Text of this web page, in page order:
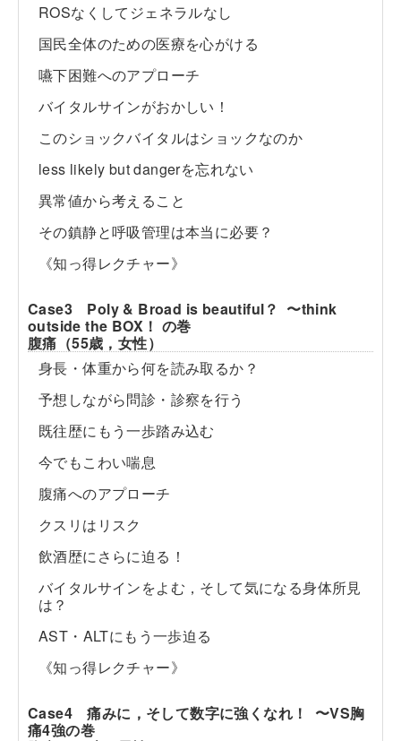
ROSなくしてジェネラルなし
国民全体のための医療を心がける
嚥下困難へのアプローチ
バイタルサインがおかしい！
このショックバイタルはショックなのか
less likely but dangerを忘れない
異常値から考えること
その鎮静と呼吸管理は本当に必要？
《知っ得レクチャー》
Case3 Poly & Broad is beautiful？ 〜think
outside the BOX！ の巻
腹痛（55歳，女性）
身長・体重から何を読み取るか？
予想しながら問診・診察を行う
既往歴にもう一歩踏み込む
今でもこわい喘息
腹痛へのアプローチ
クスリはリスク
飲酒歴にさらに迫る！
バイタルサインをよむ，そして気になる身体所見
は？
AST・ALTにもう一歩迫る
《知っ得レクチャー》
Case4 痛みに，そして数字に強くなれ！ 〜VS胸
痛4強の巻